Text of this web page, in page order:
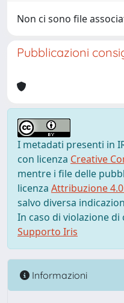
Non ci sono file
Pubblicazioni
I metadati presenti in
con licenza Creative
mentre i file delle
licenza Attribuzione
salvo diversa
In caso di violazione
Supporto Iris
Informazioni